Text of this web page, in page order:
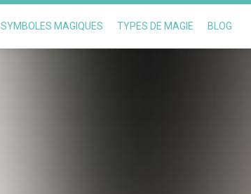
SYMBOLES MAGIQUES TYPES DE MAGIE BLOG